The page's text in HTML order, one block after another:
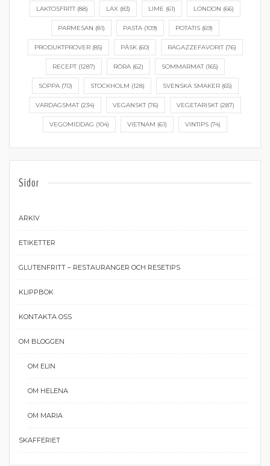
LAKTOSFRITT(88) LAX (83) LIME (61) LONDON (66)
PARMESAN (81) PASTA(109) POTATIS(69)
PRODUKTPROVER(85) PÅSK(60) RAGAZZEFAVORIT(76)
RECEPT(1287) RÖRA(62) SOMMARMAT(165)
SOPPA(70) STOCKHOLM (128) SVENSKA SMAKER(65)
VARDAGSMAT(234) VEGANSKT(76) VEGETARISKT(287)
VEGOMIDDAG (104) VIETNAM (61) VINTIPS (74)
Sidor
ARKIV
ETIKETTER
GLUTENFRITT – RESTAURANGER OCH RESETIPS
KLIPPBOK
KONTAKTA OSS
OM BLOGGEN
OM ELIN
OM HELENA
OM MARIA
SKAFFERIET